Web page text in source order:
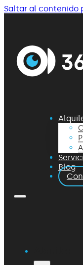
Saltar al contenido
Blog